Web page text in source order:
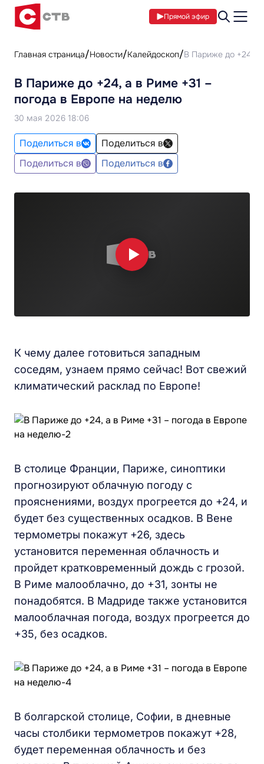
Прямой эфир
Главная страница Новости Калейдоскоп В Париже до +24, а
В Париже до +24, а в Риме +31 –
погода в Европе на неделю
30 мая 2026 18:06
Поделиться в
Поделиться в
Поделиться в
Поделиться в
К чему далее готовиться западным
соседям, узнаем прямо сейчас! Вот свежий
климатический расклад по Европе!
В столице Франции, Париже, синоптики
прогнозируют облачную погоду с
прояснениями, воздух прогреется до +24, и
будет без существенных осадков. В Вене
термометры покажут +26, здесь
установится переменная облачность и
пройдет кратковременный дождь с грозой.
В Риме малооблачно, до +31, зонты не
понадобятся. В Мадриде также установится
малооблачная погода, воздух прогреется до
+35, без осадков.
В болгарской столице, Софии, в дневные
часы столбики термометров покажут +28,
будет переменная облачность и без